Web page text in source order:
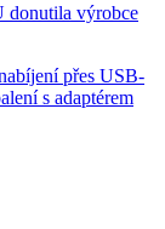
donutila výrobce
přes USB-
s adaptérem